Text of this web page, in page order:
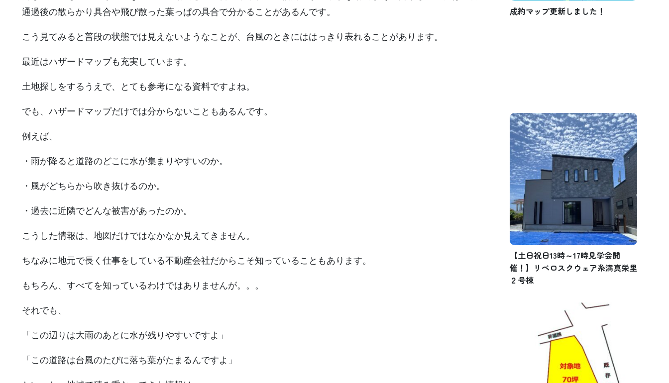
通過後の散らかり具合や飛び散った葉っぱの具合で分かることがあるんです。
こう見てみると普段の状態では見えないようなことが、台風のときにははっきり表れることがあります。
最近はハザードマップも充実しています。
土地探しをするうえで、とても参考になる資料ですよね。
でも、ハザードマップだけでは分からないこともあるんです。
例えば、
・雨が降ると道路のどこに水が集まりやすいのか。
・風がどちらから吹き抜けるのか。
・過去に近隣でどんな被害があったのか。
こうした情報は、地図だけではなかなか見えてきません。
ちなみに地元で長く仕事をしている不動産会社だからこそ知っていることもあります。
もちろん、すべてを知っているわけではありませんが。。。
それでも、
「この辺りは大雨のあとに水が残りやすいですよ」
「この道路は台風のたびに落ち葉がたまるんですよ」
成約マップ更新しました！
【土日祝日13時～17時見学会開
催！】リベロスクウェア糸満真栄里
２号棟